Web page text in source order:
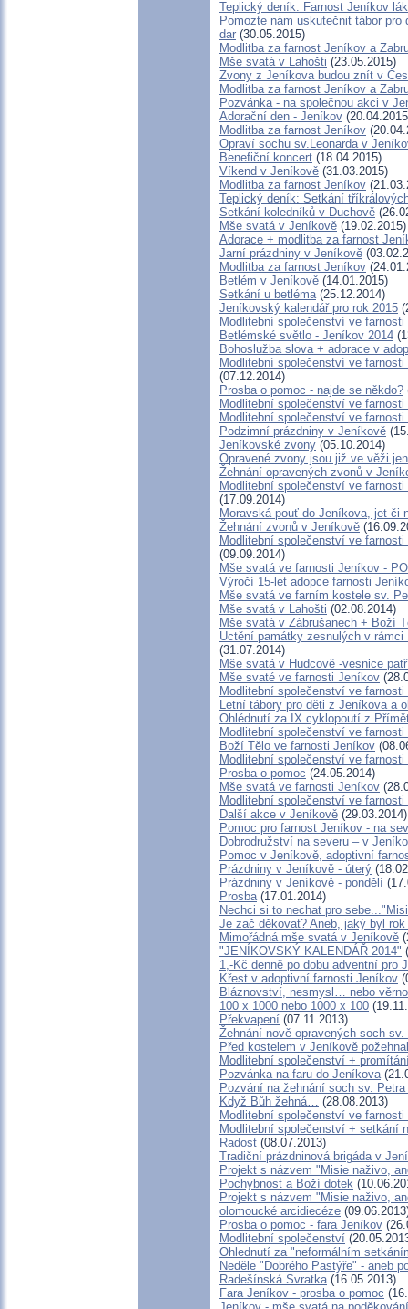
Teplický deník: Farnost Jeníkov
Pomozte nám uskutečnit tábor
dar (30.05.2015)
Modlitba za farnost Jeníkov a
Mše svatá v Lahošti (23.05.2015)
Zvony z Jeníkova budou znít v
Modlitba za farnost Jeníkov a
Pozvánka - na společnou akci v
Adorační den - Jeníkov
Modlitba za farnost Jeníkov
Opraví sochu sv.Leonarda v
Benefiční koncert (18.04.2015)
Víkend v Jeníkově (31.03.2015)
Modlitba za farnost Jeníkov
Teplický deník: Setkání
Setkání koledníků v Duchově
Mše svatá v Jeníkově (19.02.2015)
Adorace + modlitba za farnost
Jarní prázdniny v Jeníkově
Modlitba za farnost Jeníkov
Betlém v Jeníkově (14.01.2015)
Setkání u betléma (25.12.2014)
Jeníkovský kalendář pro rok 2015
Modlitební společenství ve
Betlémské světlo - Jeníkov 2014
Bohoslužba slova + adorace v
Modlitební společenství ve
(07.12.2014)
Prosba o pomoc - najde se někdo?
Modlitební společenství ve
Modlitební společenství ve
Podzimní prázdniny v Jeníkově
Jeníkovské zvony (05.10.2014)
Opravené zvony jsou již ve věži
Žehnání opravených zvonů v
Modlitební společenství ve
(17.09.2014)
Moravská pouť do Jeníkova, jet či
Žehnání zvonů v Jeníkově
Modlitební společenství ve
(09.09.2014)
Mše svatá ve farnosti Jeníkov -
Výročí 15-let adopce farnosti
Mše svatá ve farním kostele sv.
Mše svatá v Lahošti (02.08.2014)
Mše svatá v Zábrušanech + Boží
Uctění památky zesnulých v
(31.07.2014)
Mše svatá v Hudcově -vesnice
Mše svaté ve farnosti Jeníkov
Modlitební společenství ve
Letní tábory pro děti z Jeníkova a
Ohlédnutí za IX.cyklopoutí z
Modlitební společenství ve
Boží Tělo ve farnosti Jeníkov
Modlitební společenství ve
Prosba o pomoc (24.05.2014)
Mše svatá ve farnosti Jeníkov
Modlitební společenství ve
Další akce v Jeníkově (29.03.2014)
Pomoc pro farnost Jeníkov - na
Dobrodružství na severu – v
Pomoc v Jeníkově, adoptivní
Prázdniny v Jeníkově - úterý
Prázdniny v Jeníkově - pondělí
Prosba (17.01.2014)
Nechci si to nechat pro
Je zač děkovat? Aneb, jaký byl
Mimořádná mše svatá v Jeníkově
"JENÍKOVSKÝ KALENDÁŘ 2014"
1,-Kč denně po dobu adventní pro
Křest v adoptivní farnosti Jeníkov
Bláznovství, nesmysl… nebo
100 x 1000 nebo 1000 x 100
Překvapení (07.11.2013)
Žehnání nově opravených soch
Před kostelem v Jeníkově
Modlitební společenství +
Pozvánka na faru do Jeníkova
Pozvání na žehnání soch sv.
Když Bůh žehná…
(28.08.2013)
Modlitební společenství ve
Modlitební společenství + setkání
Radost (08.07.2013)
Tradiční prázdninová brigáda v
Projekt s názvem "Misie naživo,
Pochybnost a Boží dotek
Projekt s názvem "Misie naživo,
olomoucké arcidiecéze
Prosba o pomoc - fara Jeníkov
Modlitební společenství
Ohlednutí za "neformálním
Neděle "Dobrého Pastýře" - aneb
Radešínská Svratka (16.05.2013)
Fara Jeníkov - prosba o pomoc